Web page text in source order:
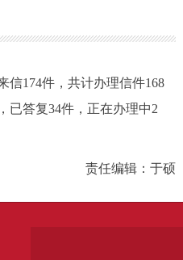
174件，共计办理信件168
已答复34件，正在办理中2
责任编辑：于硕